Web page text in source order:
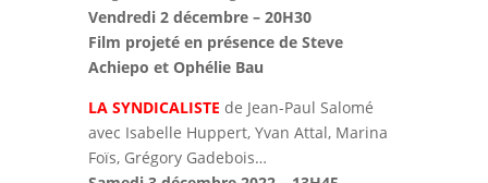
Vendredi 2 décembre – 20H30
Film projeté en présence de Steve
Achiepo et Ophélie Bau
LA SYNDICALISTE de Jean-Paul Salomé
avec Isabelle Huppert, Yvan Attal, Marina
Foïs, Grégory Gadebois…